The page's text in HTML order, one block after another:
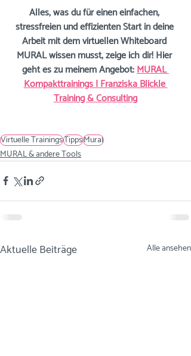
Alles, was du für einen einfachen,
stressfreien und effizienten Start in deine
Arbeit mit dem virtuellen Whiteboard
MURAL wissen musst, zeige ich dir! Hier
geht es zu meinem Angebot:MURAL
Kompakttrainings | Franziska Blickle
Training & Consulting
Virtuelle TrainingsTippsMural
MURAL & andere Tools
Aktuelle Beiträge Alle ansehen